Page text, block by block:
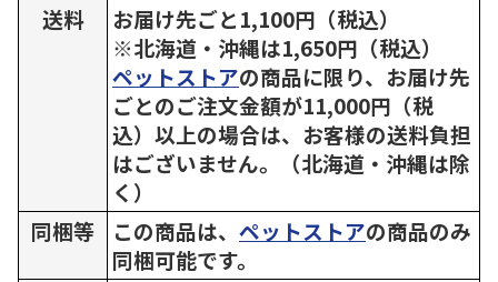
送料
お届け先ごと1,100円（税込）
※北海道・沖縄は1,650円（税込）
ペットストアの商品に限り、お届け先
ごとのご注文金額が11,000円（税
込）以上の場合は、お客様の送料負担
はございません。（北海道・沖縄は除
く）
同梱等
この商品は、 ペットストアの商品のみ
同梱可能です。